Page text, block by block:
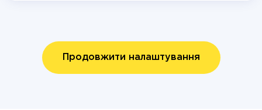
Продовжити налаштування